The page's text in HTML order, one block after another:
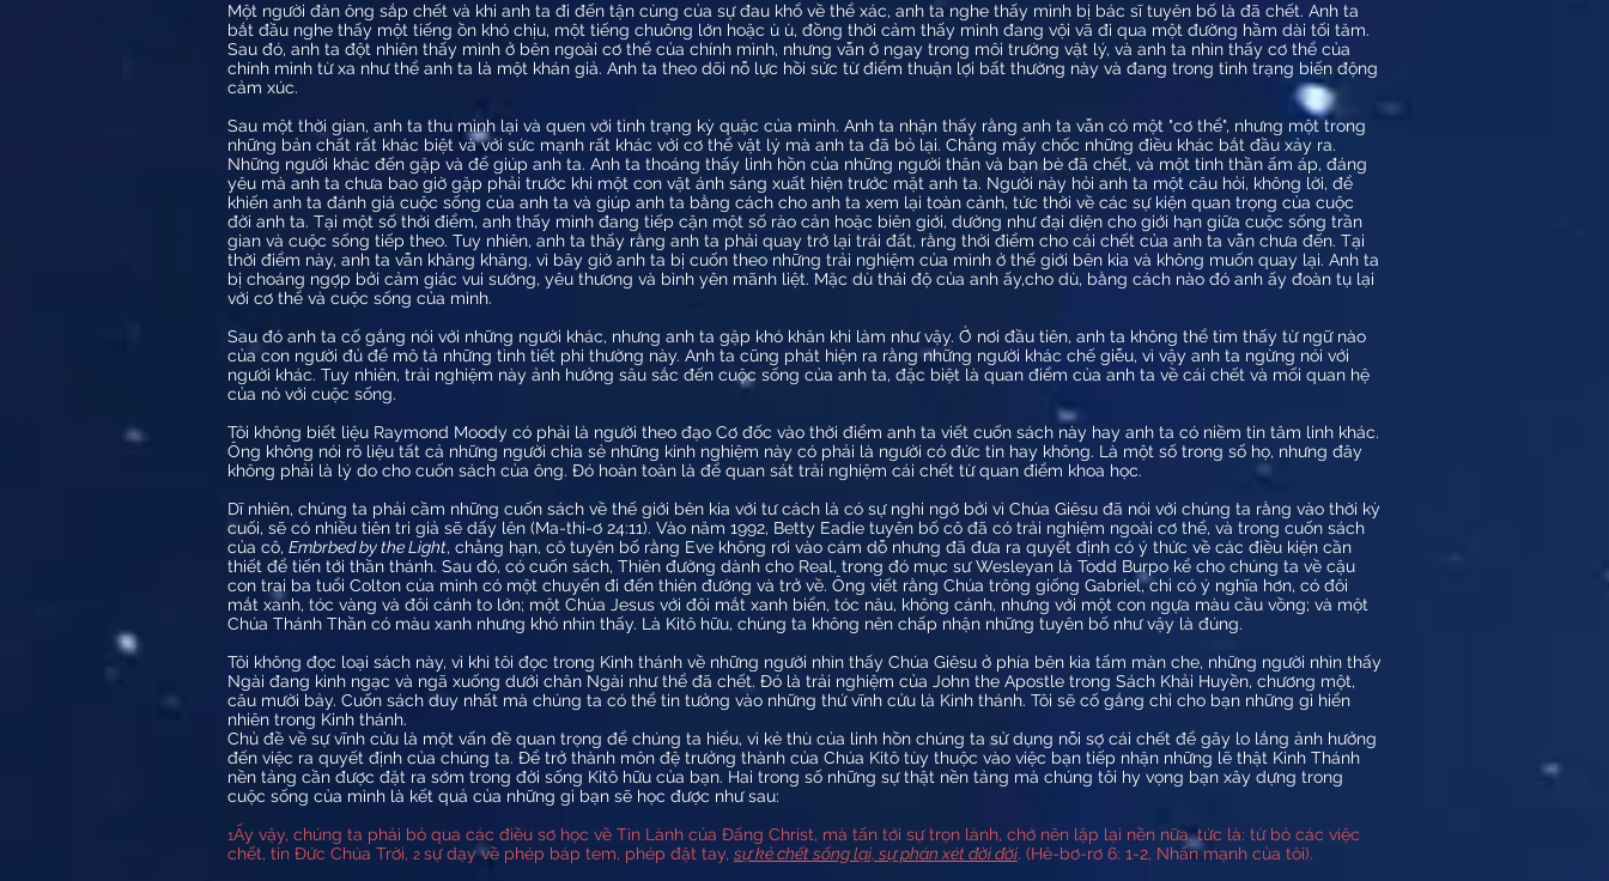
Một người đàn ông sắp chết và khi anh ta đi đến tận cùng của sự đau khổ về thể xác, anh ta nghe thấy mình bị bác sĩ tuyên bố là đã chết. Anh ta
bắt đầu nghe thấy một tiếng ồn khó chịu, một tiếng chuông lớn hoặc ù ù, đồng thời cảm thấy mình đang vội vã đi qua một đường hầm dài tối tăm.
Sau đó, anh ta đột nhiên thấy mình ở bên ngoài cơ thể của chính mình, nhưng vẫn ở ngay trong môi trường vật lý, và anh ta nhìn thấy cơ thể của
chính mình từ xa như thể anh ta là một khán giả. Anh ta theo dõi nỗ lực hồi sức từ điểm thuận lợi bất thường này và đang trong tình trạng biến động
cảm xúc.
Sau một thời gian, anh ta thu mình lại và quen với tình trạng kỳ quặc của mình. Anh ta nhận thấy rằng anh ta vẫn có một "cơ thể", nhưng một trong
những bản chất rất khác biệt và với sức mạnh rất khác với cơ thể vật lý mà anh ta đã bỏ lại. Chẳng mấy chốc những điều khác bắt đầu xảy ra.
Những người khác đến gặp và để giúp anh ta. Anh ta thoáng thấy linh hồn của những người thân và bạn bè đã chết, và một tinh thần ấm áp, đáng
yêu mà anh ta chưa bao giờ gặp phải trước khi một con vật ánh sáng xuất hiện trước mặt anh ta. Người này hỏi anh ta một câu hỏi, không lời, để
khiến anh ta đánh giá cuộc sống của anh ta và giúp anh ta bằng cách cho anh ta xem lại toàn cảnh, tức thời về các sự kiện quan trọng của cuộc
đời anh ta. Tại một số thời điểm, anh thấy mình đang tiếp cận một số rào cản hoặc biên giới, dường như đại diện cho giới hạn giữa cuộc sống trần
gian và cuộc sống tiếp theo. Tuy nhiên, anh ta thấy rằng anh ta phải quay trở lại trái đất, rằng thời điểm cho cái chết của anh ta vẫn chưa đến. Tại
thời điểm này, anh ta vẫn khăng khăng, vì bây giờ anh ta bị cuốn theo những trải nghiệm của mình ở thế giới bên kia và không muốn quay lại. Anh ta
bị choáng ngợp bởi cảm giác vui sướng, yêu thương và bình yên mãnh liệt. Mặc dù thái độ của anh ấy,cho dù, bằng cách nào đó anh ấy đoàn tụ lại
với cơ thể và cuộc sống của mình.
Sau đó anh ta cố gắng nói với những người khác, nhưng anh ta gặp khó khăn khi làm như vậy. Ở nơi đầu tiên, anh ta không thể tìm thấy từ ngữ nào
của con người đủ để mô tả những tình tiết phi thường này. Anh ta cũng phát hiện ra rằng những người khác chế giễu, vì vậy anh ta ngừng nói với
người khác. Tuy nhiên, trải nghiệm này ảnh hưởng sâu sắc đến cuộc sống của anh ta, đặc biệt là quan điểm của anh ta về cái chết và mối quan hệ
của nó với cuộc sống.
Tôi không biết liệu Raymond Moody có phải là người theo đạo Cơ đốc vào thời điểm anh ta viết cuốn sách này hay anh ta có niềm tin tâm linh khác.
Ông không nói rõ liệu tất cả những người chia sẻ những kinh nghiệm này có phải là người có đức tin hay không. Là một số trong số họ, nhưng đây
không phải là lý do cho cuốn sách của ông. Đó hoàn toàn là để quan sát trải nghiệm cái chết từ quan điểm khoa học.
Dĩ nhiên, chúng ta phải cầm những cuốn sách về thế giới bên kia với tư cách là có sự nghi ngờ bởi vì Chúa Giêsu đã nói với chúng ta rằng vào thời kỳ
cuối, sẽ có nhiều tiên tri giả sẽ dấy lên (Ma-thi-ơ 24:11). Vào năm 1992, Betty Eadie tuyên bố cô đã có trải nghiệm ngoài cơ thể, và trong cuốn sách
của cô, Embrbed by the Light, chẳng hạn, cô tuyên bố rằng Eve không rơi vào cám dỗ nhưng đã đưa ra quyết định có ý thức về các điều kiện cần
thiết để tiến tới thần thánh. Sau đó, có cuốn sách, Thiên đường dành cho Real, trong đó mục sư Wesleyan là Todd Burpo kể cho chúng ta về cậu
con trai ba tuổi Colton của mình có một chuyến đi đến thiên đường và trở về. Ông viết rằng Chúa trông giống Gabriel, chỉ có ý nghĩa hơn, có đôi
mắt xanh, tóc vàng và đôi cánh to lớn; một Chúa Jesus với đôi mắt xanh biển, tóc nâu, không cánh, nhưng với một con ngựa màu cầu vồng; và một
Chúa Thánh Thần có màu xanh nhưng khó nhìn thấy. Là Kitô hữu, chúng ta không nên chấp nhận những tuyên bố như vậy là đúng.
Tôi không đọc loại sách này, vì khi tôi đọc trong Kinh thánh về những người nhìn thấy Chúa Giêsu ở phía bên kia tấm màn che, những người nhìn thấy
Ngài đang kinh ngạc và ngã xuống dưới chân Ngài như thể đã chết. Đó là trải nghiệm của John the Apostle trong Sách Khải Huyền, chương một,
câu mười bảy. Cuốn sách duy nhất mà chúng ta có thể tin tưởng vào những thứ vĩnh cửu là Kinh thánh. Tôi sẽ cố gắng chỉ cho bạn những gì hiển
nhiên trong Kinh thánh.
Chủ đề về sự vĩnh cửu là một vấn đề quan trọng để chúng ta hiểu, vì kẻ thù của linh hồn chúng ta sử dụng nỗi sợ cái chết để gây lo lắng ảnh hưởng
đến việc ra quyết định của chúng ta. Để trở thành môn đệ trưởng thành của Chúa Kitô tùy thuộc vào việc bạn tiếp nhận những lẽ thật Kinh Thánh
nền tảng cần được đặt ra sớm trong đời sống Kitô hữu của bạn. Hai trong số những sự thật nền tảng mà chúng tôi hy vọng bạn xây dựng trong
cuộc sống của mình là kết quả của những gì bạn sẽ học được như sau:
1Ấy vậy, chúng ta phải bỏ qua các điều sơ học về Tin Lành của Đấng Christ, mà tấn tới sự trọn lành, chớ nên lập lại nền nữa, tức là: từ bỏ các việc
chết, tin Đức Chúa Trời, 2 sự dạy về phép báp tem, phép đặt tay, sự kẻ chết sống lại, sự phán xét đời đời. (Hê-bơ-rơ 6: 1-2, Nhấn mạnh của tôi).